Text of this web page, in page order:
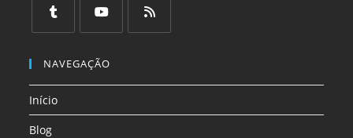
uma
aba
em
uma
aba
uma
em
nova
aba
em
aba
aba
NAVEGAÇÃO
Início
Blog